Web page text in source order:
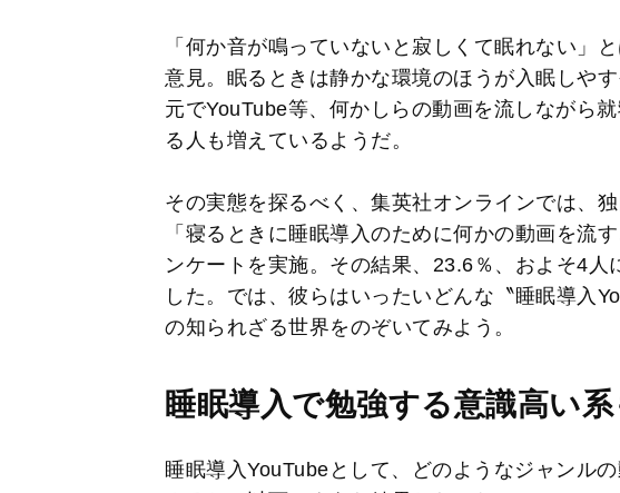
「何か音が鳴っていないと寂しくて眠れない」
意見。眠るときは静かな環境のほうが入眠しや
元でYouTube等、何かしらの動画を流しながら
る人も増えているようだ。
その実態を探るべく、集英社オンラインでは、
「寝るときに睡眠導入のために何かの動画を流
ンケートを実施。その結果、23.6％、およそ4人
した。では、彼らはいったいどんな〝睡眠導入
の知られざる世界をのぞいてみよう。
睡眠導入で勉強する意識高い系
睡眠導入YouTubeとして、どのようなジャンル